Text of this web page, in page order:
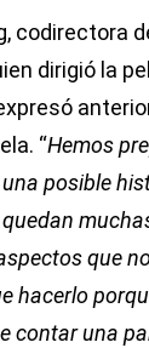
codirectora
dirigió la
“Hemos
posible
quedan
que
hacerlo
contar una